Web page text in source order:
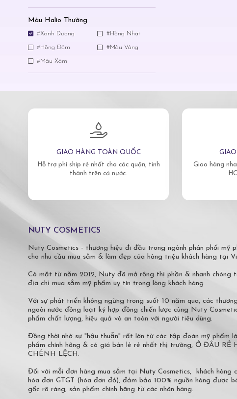
Màu Halio Thường
#Xanh Dương #Hồng Nhạt
#Hồng Đậm #Màu Vàng
#Màu Xám
GIAO HÀNG TOÀN QUỐC
Hỗ trợ phí ship rẻ nhất cho các quận, tỉnh
thành trên cả nước.
Giao hàng
NUTY COSMETICS
Nuty Cosmetics - thương hiệu đi đầu trong ngành phân phối mỹ
cho nhu cầu mua sắm & làm đẹp của hàng triệu khách hàng tại
Có mặt từ năm 2012, Nuty đã mở rộng thị phần & nhanh chóng
địa chỉ mua sắm mỹ phẩm uy tín trong lòng khách hàng
Với sự phát triển không ngừng trong suốt 10 năm qua, các
ngoài nước đồng loạt ký hợp đồng chiến lược cùng Nuty
phẩm chất lượng, hiệu quả và an toàn với người tiêu dùng.
Đồng thời nhờ sự "hậu thuẫn" rất lớn từ các tập đoàn mỹ phẩm
phẩm chính hãng & có giá bán lẻ rẻ nhất thị trường, Ở ĐÂU
CHÊNH LỆCH.
Đối với mỗi đơn hàng mua sắm tại Nuty Cosmetics, khách hàng
hóa đơn GTGT (hóa đơn đỏ), đảm bảo 100% nguồn hàng được
gốc rõ ràng, sản phẩm chính hãng từ các nhãn hàng.